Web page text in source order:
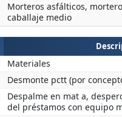
Morteros asfálticos,
caballaje medio
Materiales
Desmonte pctt (por
Despalme en mat a,
del préstamos con equipo